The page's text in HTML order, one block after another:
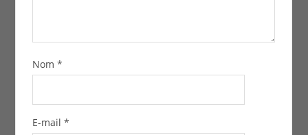
Nom *
E-mail *